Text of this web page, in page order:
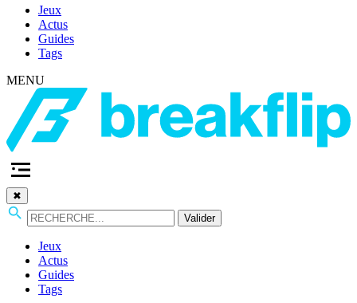
Jeux
Actus
Guides
Tags
MENU
✖
Valider
Jeux
Actus
Guides
Tags